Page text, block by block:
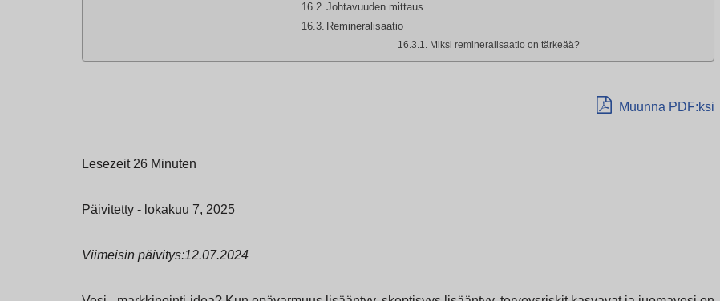
Johtavuuden mittaus
Remineralisaatio
Miksi remineralisaatio on tärkeää?
Muunna PDF:ksi
Lesezeit 26 Minuten
Päivitetty - lokakuu 7, 2025
Viimeisin päivitys:12.07.2024